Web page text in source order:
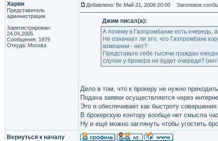
Харви
Представитель
администрации
Зарегистрирован:
24.04.2005
Сообщения: 1979
Откуда: Москва
Добавлено: Вс Май 21, 2006 20:00 Заголовок
Джим писал(а):
А почему в Газпромбанке есть очередь,
Не означает ли это, что Газпромбанк
компании - нет?
Представьте себе тысячи граждан
случае у брокера не будет очереди?
Дело в том, что к брокеру не нужно
Подача заявки осуществляется через
Это и обеспечивает как быстроту
В брокерскую контору вообще нет смысла
Ну и ещё можно заглянуть чтобы угостить
Вернуться к началу